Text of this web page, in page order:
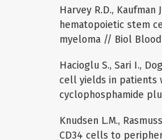
Harvey R.D.,
hematopoietic stem
myeloma // Biol Blood
Hacioglu S., Sari I.,
cell yields in patients
cyclophosphamide
Knudsen L.M.,
CD34 cells to